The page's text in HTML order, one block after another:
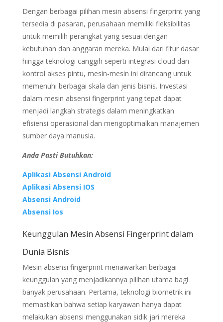
Dengan berbagai pilihan mesin absensi fingerprint yang
tersedia di pasaran, perusahaan memiliki fleksibilitas
untuk memilih perangkat yang sesuai dengan
kebutuhan dan anggaran mereka. Mulai dari fitur dasar
hingga teknologi canggih seperti integrasi cloud dan
kontrol akses pintu, mesin-mesin ini dirancang untuk
memenuhi berbagai skala dan jenis bisnis. Investasi
dalam mesin absensi fingerprint yang tepat dapat
menjadi langkah strategis dalam meningkatkan
efisiensi operasional dan mengoptimalkan manajemen
sumber daya manusia.
Anda Pasti Butuhkan:
Aplikasi Absensi Android
Aplikasi Absensi IOS
Absensi Android
Absensi Ios
Keunggulan Mesin Absensi Fingerprint dalam
Dunia Bisnis
Mesin absensi fingerprint menawarkan berbagai
keunggulan yang menjadikannya pilihan utama bagi
banyak perusahaan. Pertama, teknologi biometrik ini
memastikan bahwa setiap karyawan hanya dapat
melakukan absensi menggunakan sidik jari mereka